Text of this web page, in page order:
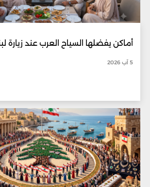
أماكن يفضلها السياح العرب عند زيارة
5 آب 2026